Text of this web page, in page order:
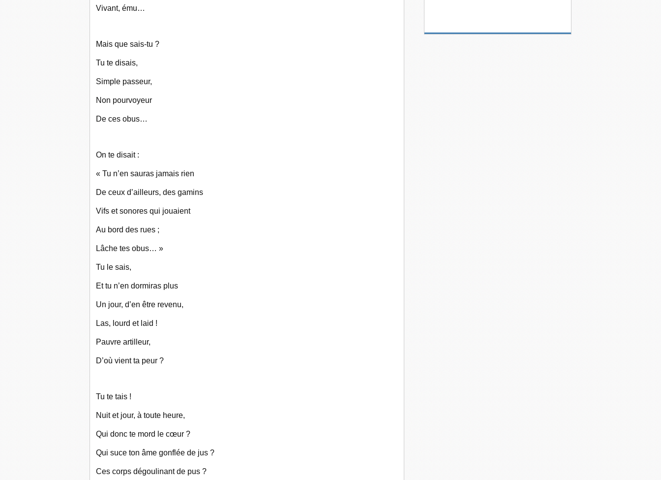
Vivant, ému…
Mais que sais-tu ?
Tu te disais,
Simple passeur,
Non pourvoyeur
De ces obus…
On te disait :
« Tu n’en sauras jamais rien
De ceux d’ailleurs, des gamins
Vifs et sonores qui jouaient
Au bord des rues ;
Lâche tes obus… »
Tu le sais,
Et tu n’en dormiras plus
Un jour, d’en être revenu,
Las, lourd et laid !
Pauvre artilleur,
D’où vient ta peur ?
Tu te tais !
Nuit et jour, à toute heure,
Qui donc te mord le cœur ?
Qui suce ton âme gonflée de jus ?
Ces corps dégoulinant de pus ?